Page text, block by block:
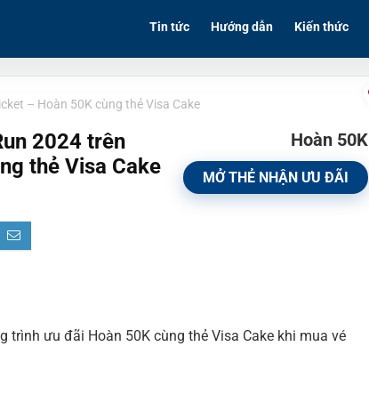
Tin tức Hướng dẫn Kiến thức
– Hoàn 50K cùng thẻ Visa Cake
2024 trên
thẻ Visa Cake
Hoàn 50K
MỞ THẺ NHẬN ƯU ĐÃI
trình ưu đãi Hoàn 50K cùng thẻ Visa Cake khi mua vé